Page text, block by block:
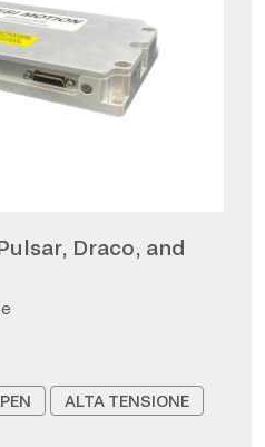
Draco, and
ALTA TENSIONE